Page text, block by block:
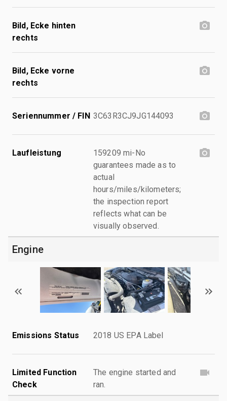
Bild, Ecke hinten
rechts
Bild, Ecke vorne
rechts
Seriennummer / FIN 3C63R3CJ9JG144093
Laufleistung
159209 mi-No
guarantees made as to
actual
hours/miles/kilometers;
the inspection report
reflects what can be
visually observed.
Engine
Emissions Status 2018 US EPA Label
Limited Function
Check
The engine started and
ran.